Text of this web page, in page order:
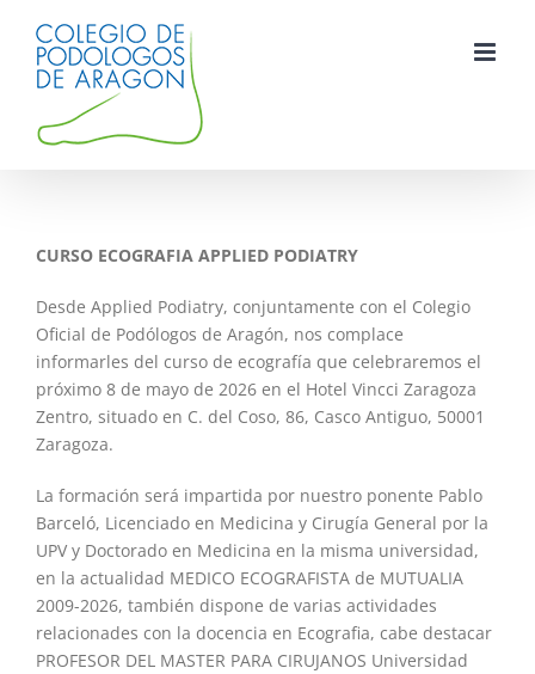
contenido
CURSO ECOGRAFIA APPLIED PODIATRY
Desde Applied Podiatry, conjuntamente con el Colegio
Oficial de Podólogos de Aragón, nos complace
informarles del curso de ecografía que celebraremos el
próximo 8 de mayo de 2026 en el Hotel Vincci Zaragoza
Zentro, situado en C. del Coso, 86, Casco Antiguo, 50001
Zaragoza.
La formación será impartida por nuestro ponente Pablo
Barceló, Licenciado en Medicina y Cirugía General por la
UPV y Doctorado en Medicina en la misma universidad,
en la actualidad MEDICO ECOGRAFISTA de MUTUALIA
2009-2026, también dispone de varias actividades
relacionades con la docencia en Ecografia, cabe destacar
PROFESOR DEL MASTER PARA CIRUJANOS Universidad